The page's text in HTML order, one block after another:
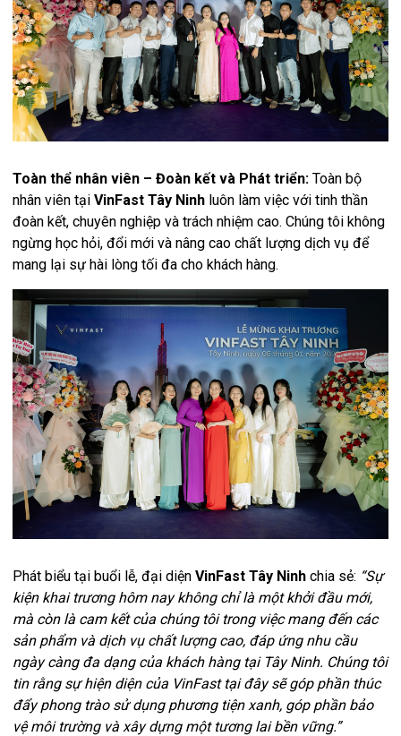
Toàn thể nhân viên – Đoàn kết và Phát triển:Toàn bộ
nhân viên tạiVinFast Tây Ninh luôn làm việc với tinh thần
đoàn kết, chuyên nghiệp và trách nhiệm cao. Chúng tôi không
ngừng học hỏi, đổi mới và nâng cao chất lượng dịch vụ để
mang lại sự hài lòng tối đa cho khách hàng.
Phát biểu tại buổi lễ, đại diện VinFast Tây Ninh chia sẻ: “Sự
kiện khai trương hôm nay không chỉ là một khởi đầu mới,
mà còn là cam kết của chúng tôi trong việc mang đến các
sản phẩm và dịch vụ chất lượng cao, đáp ứng nhu cầu
ngày càng đa dạng của khách hàng tại Tây Ninh. Chúng tôi
tin rằng sự hiện diện của VinFast tại đây sẽ góp phần thúc
đẩy phong trào sử dụng phương tiện xanh, góp phần bảo
vệ môi trường và xây dựng một tương lai bền vững.”